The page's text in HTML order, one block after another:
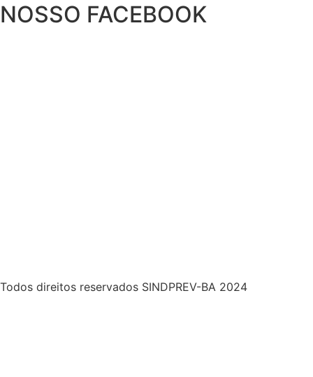
NOSSO FACEBOOK
Todos direitos reservados SINDPREV-BA 2024